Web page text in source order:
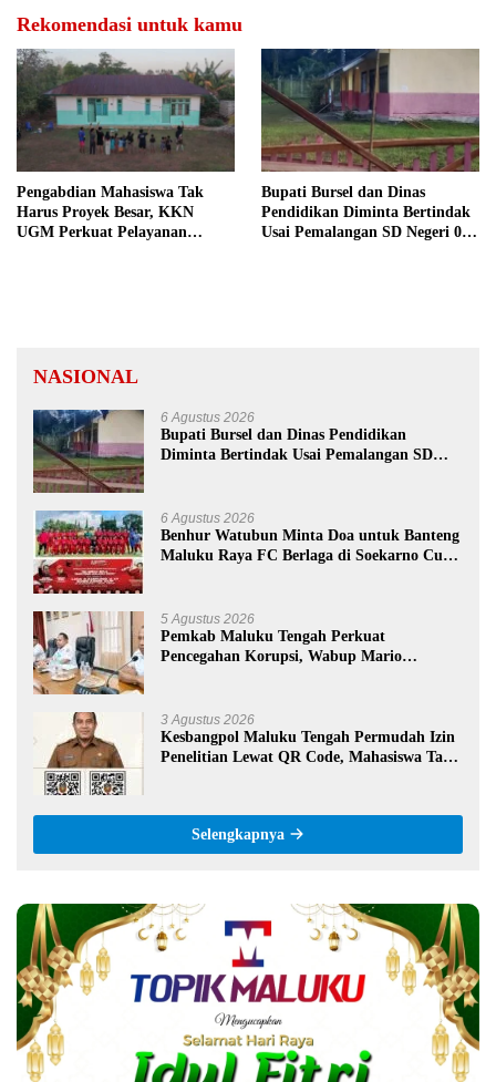
Rekomendasi untuk kamu
Pengabdian Mahasiswa Tak
Harus Proyek Besar, KKN
UGM Perkuat Pelayanan
Bupati Bursel dan Dinas
Pendidikan Diminta Bertindak
Usai Pemalangan SD Negeri 09
NASIONAL
6 Agustus 2026
Bupati Bursel dan Dinas Pendidikan
Diminta Bertindak Usai Pemalangan SD
6 Agustus 2026
Benhur Watubun Minta Doa untuk Banteng
Maluku Raya FC Berlaga di Soekarno Cup
5 Agustus 2026
Pemkab Maluku Tengah Perkuat
Pencegahan Korupsi, Wabup Mario
3 Agustus 2026
Kesbangpol Maluku Tengah Permudah Izin
Penelitian Lewat QR Code, Mahasiswa Tak
Selengkapnya